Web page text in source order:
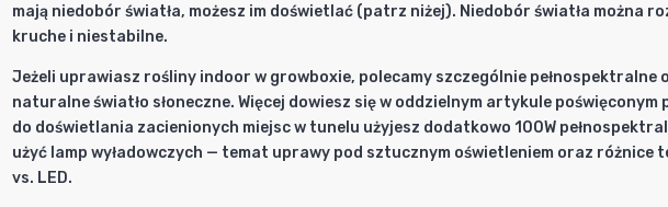
mają niedobór światła, możesz im doświetlać (patrz niżej). Niedobór światła można
kruche i niestabilne.
Jeżeli uprawiasz rośliny indoor w growboxie, polecamy szczególnie
naturalne światło słoneczne. Więcej dowiesz się w oddzielnym artykule
do doświetlania zacienionych miejsc w tunelu użyjesz dodatkowo 100W
użyć lamp wyładowczych — temat uprawy pod sztucznym oświetleniem oraz różnice
vs. LED.